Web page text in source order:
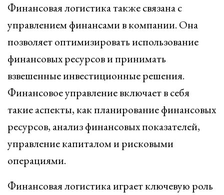
Финансовая логистика также связана с
управлением финансами в компании. Она
позволяет оптимизировать использование
финансовых ресурсов и принимать
взвешенные инвестиционные решения.
Финансовое управление включает в себя
такие аспекты, как планирование финансовых
ресурсов, анализ финансовых показателей,
управление капиталом и рисковыми
операциями.
Финансовая логистика играет ключевую роль